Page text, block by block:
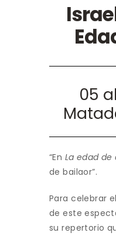
05
“En La edad de
de bailaor”.
Para celebrar
de este
su repertorio